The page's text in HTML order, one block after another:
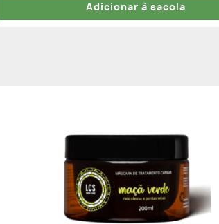
Adicionar à sacola